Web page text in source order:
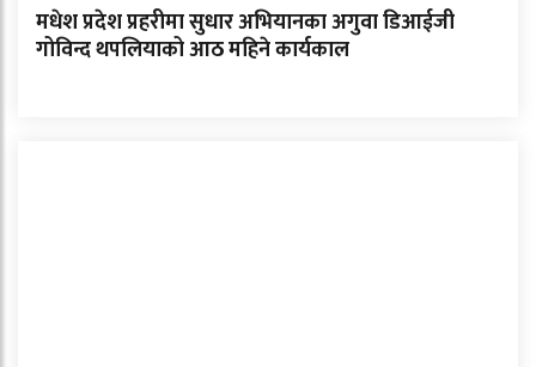
मधेश प्रदेश प्रहरीमा सुधार अभियानका अगुवा डिआईजी
गोविन्द थपलियाको आठ महिने कार्यकाल